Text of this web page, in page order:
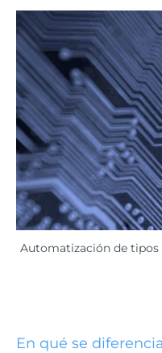
Automatización de tipos
En qué se